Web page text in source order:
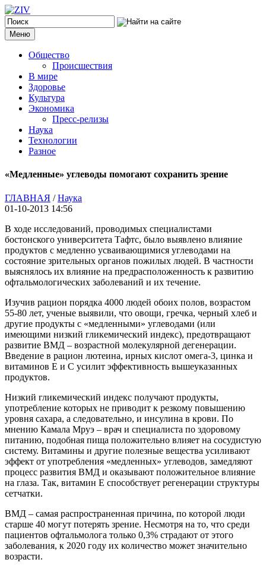
Меню
Общество
Происшествия
В мире
Здоровье
Культура
Экономика
Пресс-релизы
Наука
Технологии
Разное
«Медленные» углеводы помогают сохранить зрение
ГЛАВНАЯ /Наука
01-10-2013 14:56
В ходе исследований, проводимых специалистами
бостонского университета Тафтс, было выявлено влияние
продуктов с медленно усваивающимися углеводами на
состояние зрительных органов пожилых людей. В частности
выяснялось их влияние на предрасположенность к развитию
офтальмологических заболеваний и их течение.
Изучив рацион порядка 4000 людей обоих полов, возрастом
55-80 лет, ученые выявили, что овощи, гречка, черный хлеб и
другие продукты с «медленными» углеводами (или
имеющими низкий гликемический индекс), предотвращают
развитие ВМД – возрастной молекулярной дегенерации.
Введение в рацион лютеина, ирных кислот омега-3, цинка и
витаминов Е и С усилит эффективность вышеуказанных
продуктов.
Низкий гликемический индекс получают продукты,
употребление которых не приводит к резкому повышению
уровня сахара, а следовательно, и инсулина в крови. По
мнению Камала Мруэ – врач и специалиста по здоровому
питанию, подобная пища положительно влияет на сосудистую
систему. Витамины и другие полезные вещества усиливают
эффект от употребления «медленных» углеводов, замедляют
процесс развития ВМД и оказывают положительное влияние
на глаза. Так, витамин Е способствует регенерации структуры
сетчатки.
ВМД – самая распространенная причина, по которой люди
старше 40 могут потерять зрение. Несмотря на то, что среди
пациентов офтальмолога только 0,3% страдают от этого
заболевания, к 2020 году их количество может значительно
возрасти.